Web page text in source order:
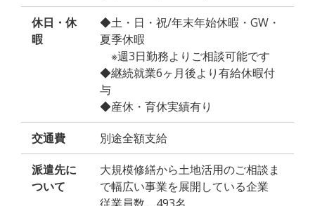
休日・休
暇
◆土・日・祝/年末年始休暇・GW・
夏季休暇
※週3日勤務よりご相談可能です
◆継続就業6ヶ月後より有給休暇付
与
◆産休・育休実績有り
交通費 別途全額支給
派遣先に
ついて
大規模修繕から土地活用のご相談ま
で幅広い事業を展開している企業